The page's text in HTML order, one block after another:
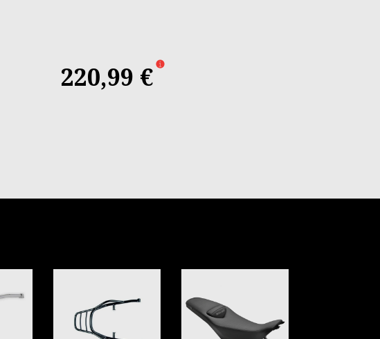
220,99 €